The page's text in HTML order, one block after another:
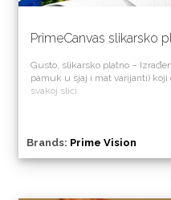
PrimeCanvas slikarsko
Gusto, slikarsko platno –
pamuk u sjaj i mat varijanti)
svakoj slici.
Brands: Prime Vision